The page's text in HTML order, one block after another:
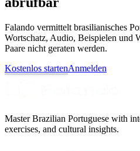
Falando vermittelt brasilianisches
Wortschatz, Audio, Beispielen und
Paare nicht geraten werden.
Kostenlos startenAnmelden
Master Brazilian Portuguese with
exercises, and cultural insights.